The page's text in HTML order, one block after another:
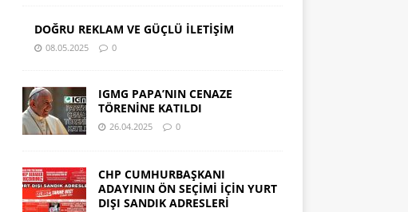
DOĞRU REKLAM VE GÜÇLÜ İLETİŞİM
08.05.2025 0
IGMG PAPA’NIN CENAZE
TÖRENİNE KATILDI
26.04.2025 0
CHP CUMHURBAŞKANI
ADAYININ ÖN SEÇİMİ İÇİN YURT
DIŞI SANDIK ADRESLERİ